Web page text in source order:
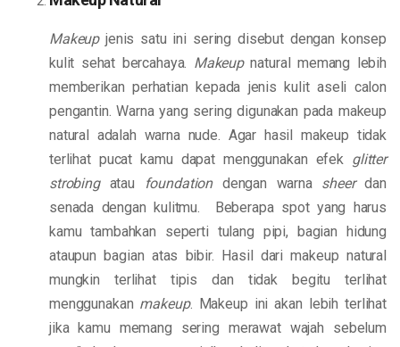
Makeupjenis satu ini sering disebut dengan konsep
kulit sehat bercahaya. Makeupnatural memang lebih
memberikan perhatian kepada jenis kulit aseli calon
pengantin. Warna yang sering digunakan pada makeup
natural adalah warna nude. Agar hasil makeup tidak
terlihat pucat kamu dapat menggunakan efek glitter
strobingatau foundationdengan warna sheerdan
senada dengan kulitmu. Beberapa spot yang harus
kamu tambahkan seperti tulang pipi, bagian hidung
ataupun bagian atas bibir. Hasil dari makeup natural
mungkin terlihat tipis dan tidak begitu terlihat
menggunakan makeup. Makeup ini akan lebih terlihat
jika kamu memang sering merawat wajah sebelum